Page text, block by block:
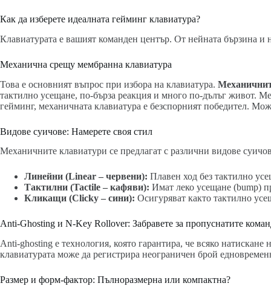
Как да изберете идеалната гейминг клавиатура?
Клавиатурата е вашият команден център. От нейната бързина и
Механична срещу мембранна клавиатура
Това е основният въпрос при избора на клавиатура.
тактилно усещане, по-бърза реакция и много по-дълъг живот.
гейминг, механичната клавиатура е безспорният победител.
Видове суичове: Намерете своя стил
Механичните клавиатури се предлагат с различни видове
Линейни (Linear – червени): Плавен ход без тактилно
Тактилни (Tactile – кафяви): Имат леко усещане (bump)
Кликащи (Clicky – сини): Осигуряват както тактилно
Anti-Ghosting и N-Key Rollover: Забравете за пропуснатите
Anti-ghosting е технология, която гарантира, че всяко
клавиатурата може да регистрира неограничен брой
Размер и форм-фактор: Пълноразмерна или компактна?